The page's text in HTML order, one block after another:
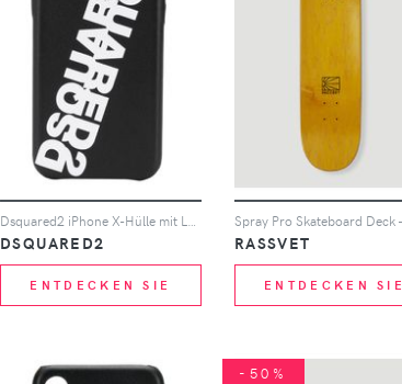
Dsquared2 iPhone X-Hülle mit Logo - Schwarz
DSQUARED2
ENTDECKEN SIE
RASSVET
ENTDECKEN SIE
-50%